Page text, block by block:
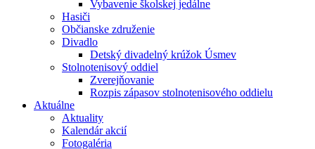
Vybavenie školskej jedálne
Hasiči
Občianske združenie
Divadlo
Detský divadelný krúžok Úsmev
Stolnotenisový oddiel
Zverejňovanie
Rozpis zápasov stolnotenisového oddielu
Aktuálne
Aktuality
Kalendár akcií
Fotogaléria